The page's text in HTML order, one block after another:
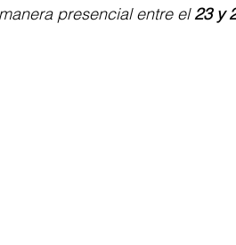
presencial entre el 23 y